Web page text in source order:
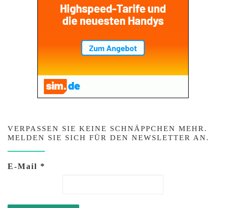
VERPASSEN SIE KEINE SCHNÄPPCHEN MEHR.
MELDEN SIE SICH FÜR DEN NEWSLETTER AN.
E-Mail *